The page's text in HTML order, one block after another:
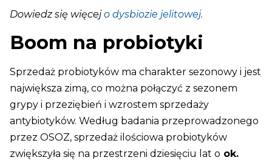
Dowiedz się więcejo dysbiozie jelitowej.
Boom na probiotyki
Sprzedaż probiotyków ma charakter sezonowy i jest
największa zimą, co można połączyć z sezonem
grypy i przeziębień i wzrostem sprzedaży
antybiotyków. Według badania przeprowadzonego
przez OSOZ, sprzedaż ilościowa probiotyków
zwiększyła się na przestrzeni dziesięciu lat o ok.